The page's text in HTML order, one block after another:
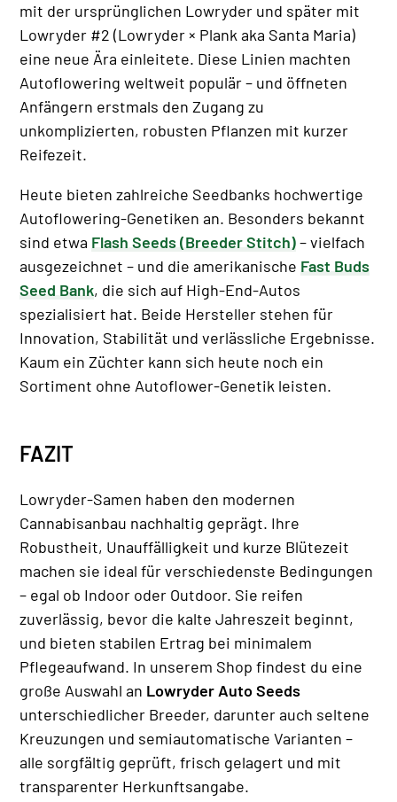
mit der ursprünglichen Lowryder und später mit
Lowryder #2 (Lowryder × Plank aka Santa Maria)
eine neue Ära einleitete. Diese Linien machten
Autoflowering weltweit populär – und öffneten
Anfängern erstmals den Zugang zu
unkomplizierten, robusten Pflanzen mit kurzer
Reifezeit.
Heute bieten zahlreiche Seedbanks hochwertige
Autoflowering-Genetiken an. Besonders bekannt
sind etwa Flash Seeds (Breeder Stitch)– vielfach
ausgezeichnet – und die amerikanische Fast Buds
Seed Bank, die sich auf High-End-Autos
spezialisiert hat. Beide Hersteller stehen für
Innovation, Stabilität und verlässliche Ergebnisse.
Kaum ein Züchter kann sich heute noch ein
Sortiment ohne Autoflower-Genetik leisten.
FAZIT
Lowryder-Samen haben den modernen
Cannabisanbau nachhaltig geprägt. Ihre
Robustheit, Unauffälligkeit und kurze Blütezeit
machen sie ideal für verschiedenste Bedingungen
– egal ob Indoor oder Outdoor. Sie reifen
zuverlässig, bevor die kalte Jahreszeit beginnt,
und bieten stabilen Ertrag bei minimalem
Pflegeaufwand. In unserem Shop findest du eine
große Auswahl an Lowryder Auto Seeds
unterschiedlicher Breeder, darunter auch seltene
Kreuzungen und semiautomatische Varianten –
alle sorgfältig geprüft, frisch gelagert und mit
transparenter Herkunftsangabe.